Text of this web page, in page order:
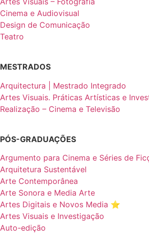
Cinema e Audiovisual
Design de Comunicação
Teatro
MESTRADOS
Arquitectura | Mestrado Integrado
Artes Visuais. Práticas Artísticas e
Realização – Cinema e Televisão
PÓS-GRADUAÇÕES
Argumento para Cinema e Séries de
Arquitetura Sustentável
Arte Contemporânea
Arte Sonora e Media Arte
Artes Digitais e Novos Media ⭐️
Artes Visuais e Investigação
Auto-edição